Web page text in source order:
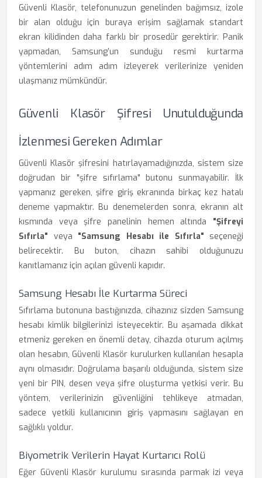
Güvenli Klasör, telefonunuzun genelinden bağımsız, izole
bir alan olduğu için buraya erişim sağlamak standart
ekran kilidinden daha farklı bir prosedür gerektirir. Panik
yapmadan, Samsung’un sunduğu resmi kurtarma
yöntemlerini adım adım izleyerek verilerinize yeniden
ulaşmanız mümkündür.
Güvenli Klasör Şifresi Unutulduğunda
İzlenmesi Gereken Adımlar
Güvenli Klasör şifresini hatırlayamadığınızda, sistem size
doğrudan bir "şifre sıfırlama" butonu sunmayabilir. İlk
yapmanız gereken, şifre giriş ekranında birkaç kez hatalı
deneme yapmaktır. Bu denemelerden sonra, ekranın alt
kısmında veya şifre panelinin hemen altında "Şifreyi
Sıfırla" veya "Samsung Hesabı ile Sıfırla" seçeneği
belirecektir. Bu buton, cihazın sahibi olduğunuzu
kanıtlamanız için açılan güvenli kapıdır.
Samsung Hesabı İle Kurtarma Süreci
Sıfırlama butonuna bastığınızda, cihazınız sizden Samsung
hesabı kimlik bilgilerinizi isteyecektir. Bu aşamada dikkat
etmeniz gereken en önemli detay, cihazda oturum açılmış
olan hesabın, Güvenli Klasör kurulurken kullanılan hesapla
aynı olmasıdır. Doğrulama başarılı olduğunda, sistem size
yeni bir PIN, desen veya şifre oluşturma yetkisi verir. Bu
yöntem, verilerinizin güvenliğini tehlikeye atmadan,
sadece yetkili kullanıcının giriş yapmasını sağlayan en
sağlıklı yoldur.
Biyometrik Verilerin Hayat Kurtarıcı Rolü
Eğer Güvenli Klasör kurulumu sırasında parmak izi veya